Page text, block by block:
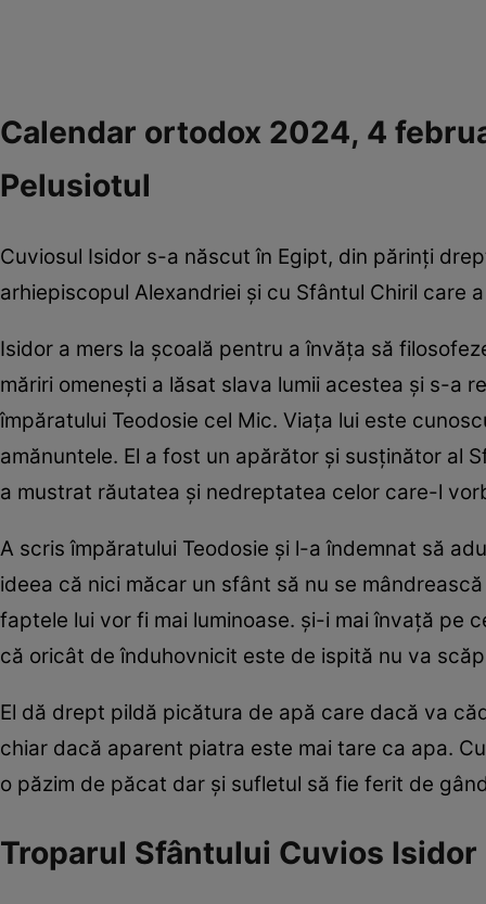
Calendar ortodox 2024, 4
Pelusiotul
Cuviosul Isidor s-a născut în Egipt, din părinți
arhiepiscopul Alexandriei și cu Sfântul Chiril care
Isidor a mers la școală pentru a învăța să
măriri omenești a lăsat slava lumii acestea și s-a
împăratului Teodosie cel Mic. Viața lui este
amănuntele. El a fost un apărător și susținător al
a mustrat răutatea și nedreptatea celor care-l
A scris împăratului Teodosie și l-a îndemnat să
ideea că nici măcar un sfânt să nu se
faptele lui vor fi mai luminoase. și-i mai învață pe
că oricât de înduhovnicit este de ispită nu va
El dă drept pildă picătura de apă care dacă va
chiar dacă aparent piatra este mai tare ca apa.
o păzim de păcat dar și sufletul să fie ferit de
Troparul Sfântului Cuvios